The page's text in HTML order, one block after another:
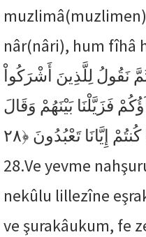
nâr(nâri), hum fîhâ
نَقُولُ لِلَّذِينَ أَشْرَكُواْ
فَزَيَّلْنَا بَيْنَهُمْ وَقَالَ
إِيَّانَا تَعْبُدُونَ ﴿٢٨
28.Ve yevme
nekûlu lillezîne
ve şurakâukum, fe